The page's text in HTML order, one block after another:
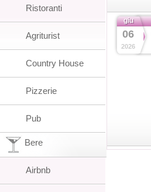
giu
06
2026
Ristoranti
Agriturist
Country House
Pizzerie
Pub
Bere
Airbnb